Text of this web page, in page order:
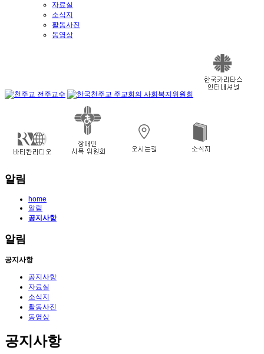
자료실
소식지
활동사진
동영상
알림
home
알림
공지사항
알림
공지사항
공지사항
자료실
소식지
활동사진
동영상
공지사항